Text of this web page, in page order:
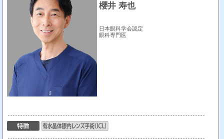
櫻井 寿也
日本眼科学会認定
眼科専門医